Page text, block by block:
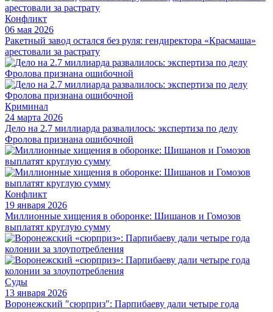
Конфликт
06 мая 2026
Ракетный завод остался без руля: гендиректора «Красмаша»
арестовали за растрату
Криминал
24 марта 2026
Дело на 2.7 миллиарда развалилось: экспертиза по делу
Фролова признана ошибочной
Конфликт
19 января 2026
Миллионные хищения в оборонке: Шишанов и Гомозов
выплатят круглую сумму
Суды
13 января 2026
Воронежский "сюрприз": Парпибаеву дали четыре года